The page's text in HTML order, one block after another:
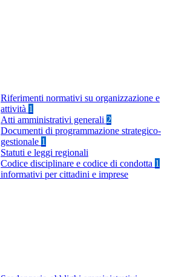
Riferimenti normativi su organizzazione e
attività 1
Atti amministrativi generali 2
Documenti di programmazione strategico-
gestionale 1
Statuti e leggi regionali
Codice disciplinare e codice di condotta 1
per cittadini e imprese